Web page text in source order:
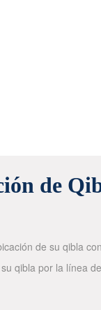
de
de su qibla
qibla por la línea